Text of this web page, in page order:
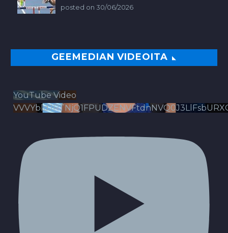
posted on 30/06/2026
GEEMEDIAN VIDEOITA
YouTube Video